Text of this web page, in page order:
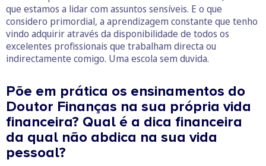
que estamos a lidar com assuntos sensíveis. E o que
considero primordial, a aprendizagem constante que tenho
vindo adquirir através da disponibilidade de todos os
excelentes profissionais que trabalham directa ou
indirectamente comigo. Uma escola sem duvida.
Põe em prática os ensinamentos do
Doutor Finanças na sua própria vida
financeira? Qual é a dica financeira
da qual não abdica na sua vida
pessoal?